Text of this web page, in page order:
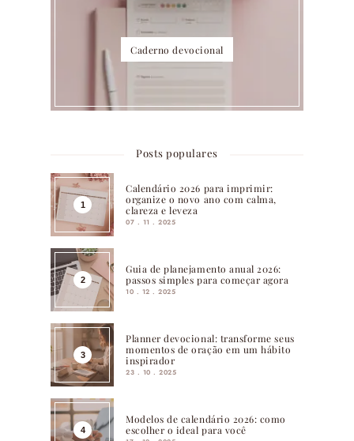
Caderno devocional
Posts populares
Calendário 2026 para imprimir:
organize o novo ano com calma,
clareza e leveza
07 . 11 . 2025
Guia de planejamento anual 2026:
passos simples para começar agora
10 . 12 . 2025
Planner devocional: transforme seus
momentos de oração em um hábito
inspirador
23 . 10 . 2025
Modelos de calendário 2026: como
escolher o ideal para você